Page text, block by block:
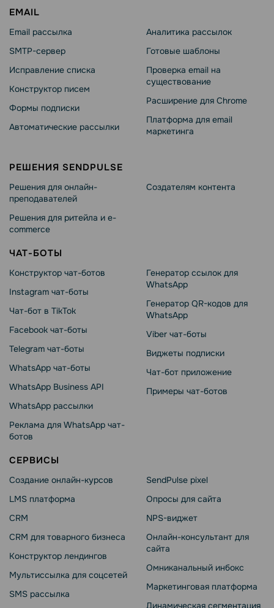
EMAIL
Email рассылка
SMTP-сервер
Исправление списка
Конструктор писем
Формы подписки
Автоматические рассылки
Аналитика рассылок
Готовые шаблоны
Проверка email на
существование
Расширение для Chrome
Платформа для email
маркетинга
РЕШЕНИЯ SENDPULSE
Решения для онлайн-
преподавателей
Решения для ритейла и e-
commerce
Создателям контента
ЧАТ-БОТЫ
Конструктор чат-ботов
Instagram чат-боты
Чат-бот в TikTok
Facebook чат-боты
Telegram чат-боты
WhatsApp чат-боты
WhatsApp Business API
WhatsApp рассылки
Реклама для WhatsApp чат-
ботов
Генератор ссылок для
WhatsApp
Генератор QR-кодов для
WhatsApp
Viber чат-боты
Виджеты подписки
Чат-бот приложение
Примеры чат-ботов
СЕРВИСЫ
Создание онлайн-курсов
LMS платформа
CRM
CRM для товарного бизнеса
Конструктор лендингов
Мультиссылка для соцсетей
SMS рассылка
SendPulse pixel
Опросы для сайта
NPS-виджет
Онлайн-консультант для
сайта
Омниканальный инбокс
Маркетинговая платформа
Динамическая сегментация